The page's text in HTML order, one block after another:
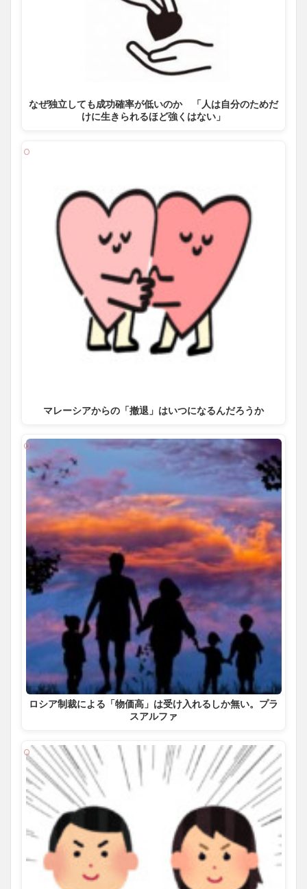
なぜ独立しても成功確率が低いのか 「人は自分のためだ
けに生きられるほど強くはない」
マレーシアからの「撤退」はいつになるんだろうか
ロシア制裁による「物価高」は受け入れるしか無い。プラ
スアルファ